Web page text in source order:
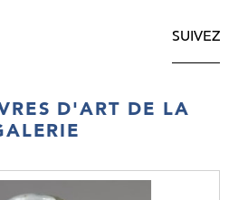
SUIVEZ
D'ART DE LA